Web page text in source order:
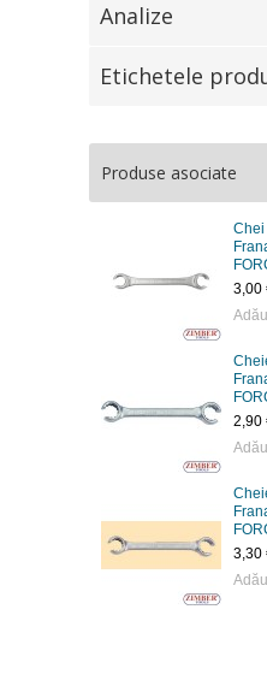
Analize
Etichetele
Produse asociate
Chei
3,00
2,90
3,30